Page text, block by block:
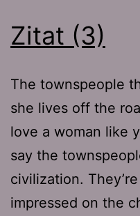
Zitat (3)
The townspeople
she lives off the
love a woman like
say the
civilization.
impressed on the